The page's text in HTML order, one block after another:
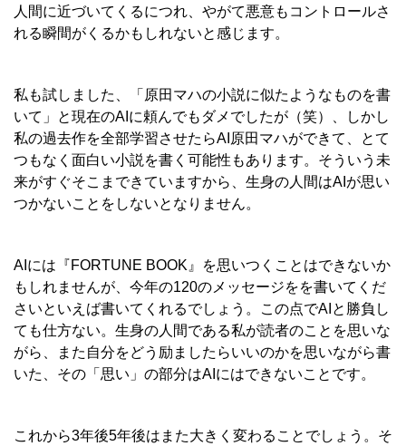
人間に近づいてくるにつれ、やがて悪意もコントロールさ
れる瞬間がくるかもしれないと感じます。
私も試しました、「原田マハの小説に似たようなものを書
いて」と現在のAIに頼んでもダメでしたが（笑）、しかし
私の過去作を全部学習させたらAI原田マハができて、とて
つもなく面白い小説を書く可能性もあります。そういう未
来がすぐそこまできていますから、生身の人間はAIが思い
つかないことをしないとなりません。
AIには『FORTUNE BOOK』を思いつくことはできないか
もしれませんが、 今年の120のメッセージをを書いてくだ
さいといえば書いてくれるでしょう。この点でAIと勝負し
ても仕方ない。生身の人間である私が読者のことを思いな
がら、また自分をどう励ましたらいいのかを思いながら書
いた、その「思い」の部分はAIにはできないことです。
これから3年後5年後はまた大きく変わることでしょう。そ